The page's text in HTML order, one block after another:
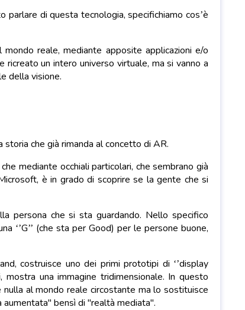
parlare di questa tecnologia, specifichiamo cos’è
reale, mediante apposite applicazioni e/o
ricreato un intero universo virtuale, ma si vanno a
della visione.
che già rimanda al concetto di AR.
mediante occhiali particolari, che sembrano già
è in grado di scoprire se la gente che si
persona che si sta guardando. Nello specifico
‘’G’’ (che sta per Good) per le persone buone,
costruisce uno dei primi prototipi di ‘’display
una immagine tridimensionale. In questo
al mondo reale circostante ma lo sostituisce
bensì di "realtà mediata".